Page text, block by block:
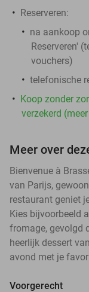
Reserveren:
​na aankoop
Reserveren'
vouchers)
telefonische
Koop zonder
verzekerd
Meer over
Bienvenue à
van Parijs,
restaurant geniet
Kies bijvoorbeeld
fromage, gevolgd
heerlijk dessert
avond met je
Voorgerecht